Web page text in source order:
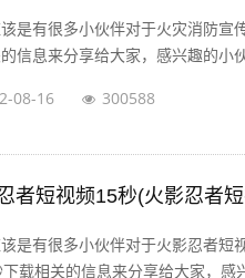
该是有很多小伙伴对于火灾消防
信息来分享给大家，感兴趣的小
08-16 300588
者短视频15秒(火影忍者
该是有很多小伙伴对于火影忍者
载相关的信息来分享给大家，感